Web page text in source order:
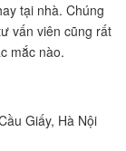
tại nhà. Chúng
vấn viên cũng rất
mắc nào.
Giấy, Hà Nội